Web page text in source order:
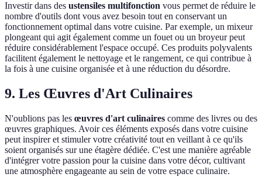
Investir dans des ustensiles multifonction vous permet de réduire le
nombre d'outils dont vous avez besoin tout en conservant un
fonctionnement optimal dans votre cuisine. Par exemple, un mixeur
plongeant qui agit également comme un fouet ou un broyeur peut
réduire considérablement l'espace occupé. Ces produits polyvalents
facilitent également le nettoyage et le rangement, ce qui contribue à
la fois à une cuisine organisée et à une réduction du désordre.
9. Les Œuvres d'Art Culinaires
N'oublions pas les œuvres d'art culinaires comme des livres ou des
œuvres graphiques. Avoir ces éléments exposés dans votre cuisine
peut inspirer et stimuler votre créativité tout en veillant à ce qu'ils
soient organisés sur une étagère dédiée. C'est une manière agréable
d'intégrer votre passion pour la cuisine dans votre décor, cultivant
une atmosphère engageante au sein de votre espace culinaire.